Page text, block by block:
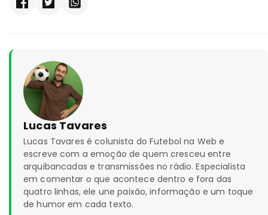
Lucas Tavares
Lucas Tavares é colunista do Futebol na Web e
escreve com a emoção de quem cresceu entre
arquibancadas e transmissões no rádio. Especialista
em comentar o que acontece dentro e fora das
quatro linhas, ele une paixão, informação e um toque
de humor em cada texto.